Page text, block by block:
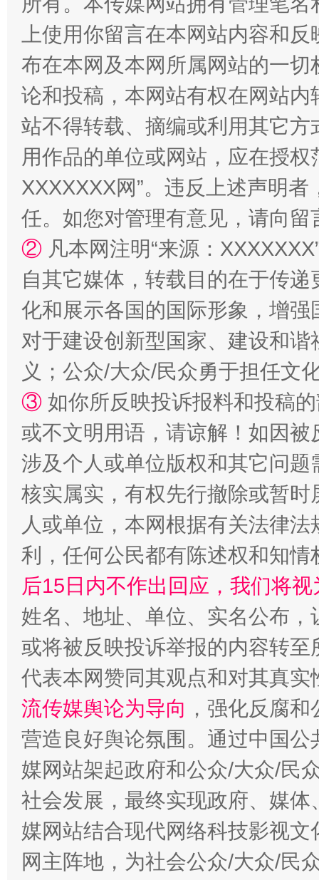
东山县通报“牛蛙产品抗生素超标问题”
千年窑火 生生不息 一
揭开“小金库”的免责幌子
受贿1.44亿！段成刚被判无期 从幼
上使用你留言在本网站内容和
布在本网及本网所属网站的一
论和投稿，本网站有权在网站
站不得转载、摘编或利用其它
用作品的单位或网站，应在授
XXXXXXX网”。违反上述声明
任。如您对管理有意见，请向
② 凡本网注明“来源：
自其它媒体，转载目的在于传
化和展示各国的国际形象，增
对于建设创新型国家、建设和
义；公众/大众/民众勇于担任文
③ 如你所反映投诉报料和投稿
或不文明用语，请谅解！如因
涉及个人或单位版权和其它问题
核实属实，有权先行撤除或暂
人或单位，本网根据有关法律
利，任何公民都有陈述权和知情
后15日内不作出回应，我们将
姓名、地址、单位、实名公布
或将被反映投诉举报的内容转
代表本网赞同其观点和对其真实
流传媒舆论为导向 ，强化反腐
营造良好舆论氛围。通过中国
媒网站架起政府和公众/大众/民
社会发展，最终实现政府、媒
媒网站结合现代网络科技影视
网主阵地，为社会公众/大众/民